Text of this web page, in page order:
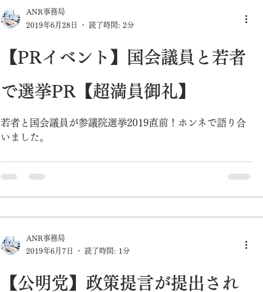
【PRイベント】国会議員と若者
で選挙PR【超満員御礼】
若者と国会議員が参議院選挙2019直前！ホンネで語り合
いました。
ANR事務局
2019年6月28日
読了時間: 2分
【公明党】政策提言が提出され
ANR事務局
2019年6月7日
読了時間: 1分